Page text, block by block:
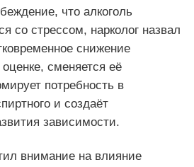
что алкоголь
со стрессом, нарколог назвал
снижение
сменяется её
потребность в
и создаёт
зависимости.
внимание на влияние